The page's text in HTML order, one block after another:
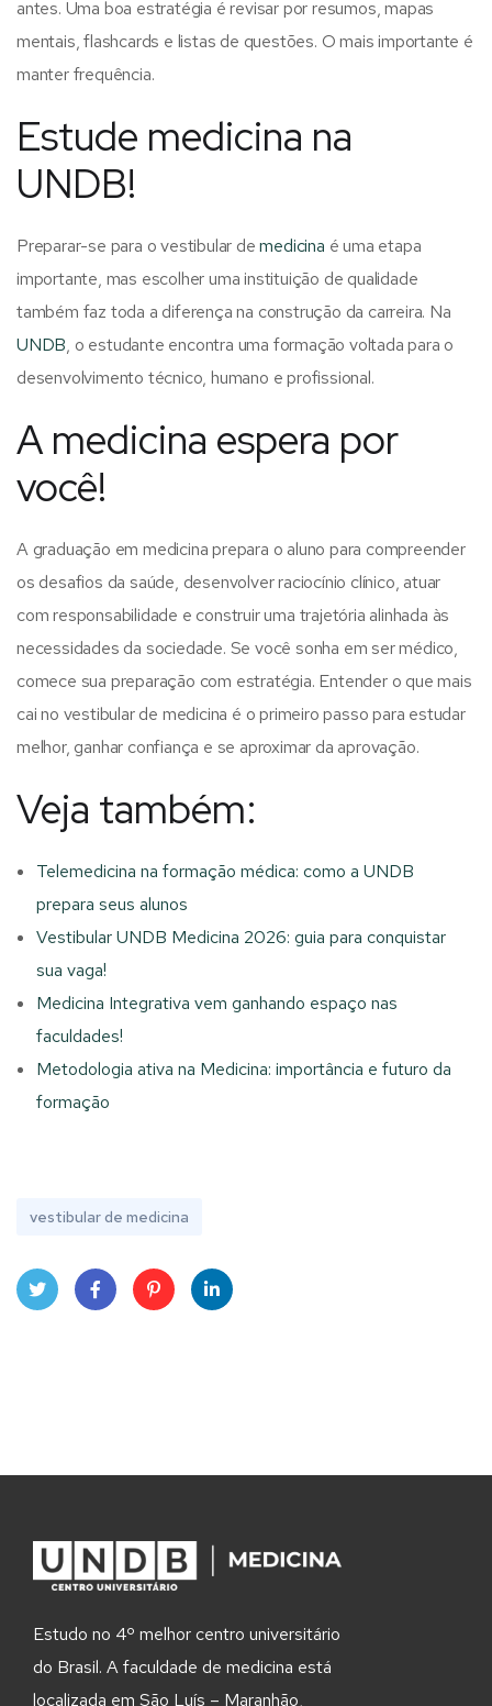
antes. Uma boa estratégia é revisar por resumos, mapas
mentais, flashcards e listas de questões. O mais importante é
manter frequência.
Estude medicina na
UNDB!
Preparar-se para o vestibular demedicina é uma etapa
importante, mas escolher uma instituição de qualidade
também faz toda a diferença na construção da carreira. Na
UNDB, o estudante encontra uma formação voltada para o
desenvolvimento técnico, humano e profissional.
A medicina espera por
você!
A graduação em medicina prepara o aluno para compreender
os desafios da saúde, desenvolver raciocínio clínico, atuar
com responsabilidade e construir uma trajetória alinhada às
necessidades da sociedade. Se você sonha em ser médico,
comece sua preparação com estratégia. Entender o que mais
cai no vestibular de medicina é o primeiro passo para estudar
melhor, ganhar confiança e se aproximar da aprovação.
Veja também:
Telemedicina na formação médica: como a UNDB
prepara seus alunos
Vestibular UNDB Medicina 2026: guia para conquistar
sua vaga!
Medicina Integrativa vem ganhando espaço nas
faculdades!
Metodologia ativa na Medicina: importância e futuro da
formação
vestibular de medicina
Estudo no 4º melhor centro universitário
do Brasil. A faculdade de medicina está
localizada em São Luís – Maranhão,